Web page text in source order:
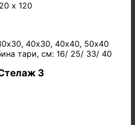
х 120
40х30, 40х40, 50х40
тари, см: 16/ 25/ 33/ 40
3